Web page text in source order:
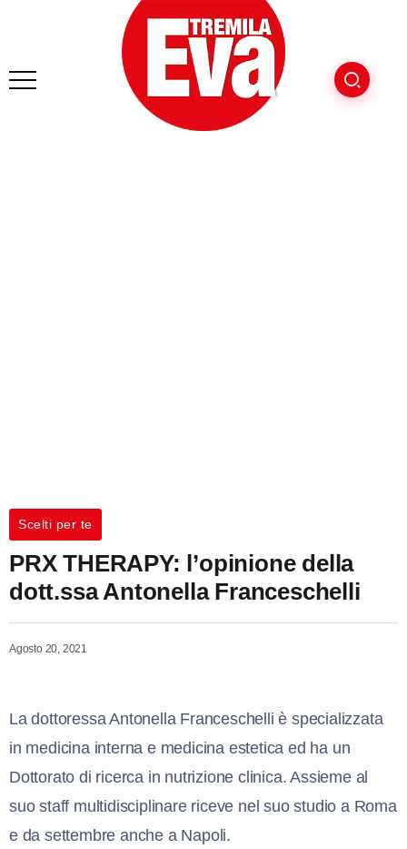
Scelti per te
PRX THERAPY: l’opinione della
dott.ssa Antonella Franceschelli
Agosto 20, 2021
La dottoressa Antonella Franceschelli è specializzata
in medicina interna e medicina estetica ed ha un
Dottorato di ricerca in nutrizione clinica. Assieme al
suo staff multidisciplinare riceve nel suo studio a Roma
e da settembre anche a Napoli.